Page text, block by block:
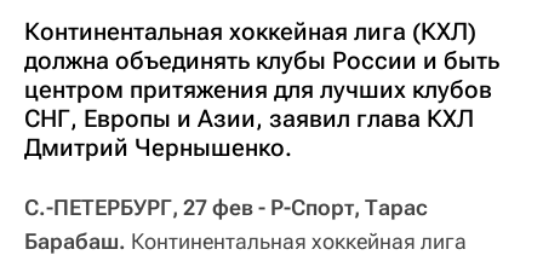
Континентальная хоккейная лига (КХЛ)
должна объединять клубы России и быть
центром притяжения для лучших клубов
СНГ, Европы и Азии, заявил глава КХЛ
Дмитрий Чернышенко.
С.-ПЕТЕРБУРГ, 27 фев - Р-Спорт, Тарас
Барабаш. Континентальная хоккейная лига